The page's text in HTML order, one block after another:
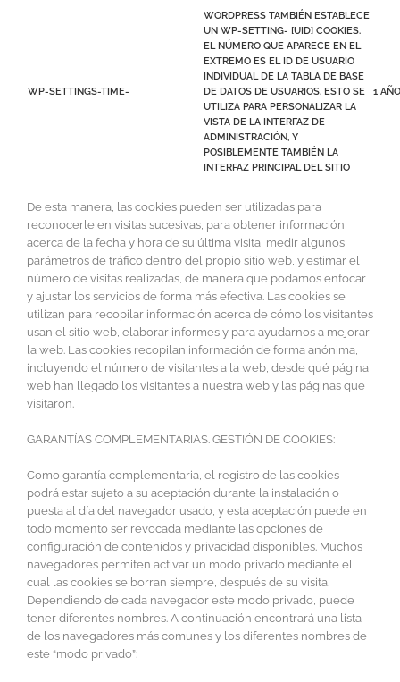
WP-SETTINGS-TIME-
WORDPRESS TAMBIÉN ESTABLECE
UN WP-SETTING- [UID] COOKIES.
EL NÚMERO QUE APARECE EN EL
EXTREMO ES EL ID DE USUARIO
INDIVIDUAL DE LA TABLA DE BASE
DE DATOS DE USUARIOS. ESTO SE
UTILIZA PARA PERSONALIZAR LA
VISTA DE LA INTERFAZ DE
ADMINISTRACIÓN, Y
POSIBLEMENTE TAMBIÉN LA
INTERFAZ PRINCIPAL DEL SITIO
1 AÑO
De esta manera, las cookies pueden ser utilizadas para
reconocerle en visitas sucesivas, para obtener información
acerca de la fecha y hora de su última visita, medir algunos
parámetros de tráfico dentro del propio sitio web, y estimar el
número de visitas realizadas, de manera que podamos enfocar
y ajustar los servicios de forma más efectiva. Las cookies se
utilizan para recopilar información acerca de cómo los visitantes
usan el sitio web, elaborar informes y para ayudarnos a mejorar
la web. Las cookies recopilan información de forma anónima,
incluyendo el número de visitantes a la web, desde qué página
web han llegado los visitantes a nuestra web y las páginas que
visitaron.
GARANTÍAS COMPLEMENTARIAS. GESTIÓN DE COOKIES:
Como garantía complementaria, el registro de las cookies
podrá estar sujeto a su aceptación durante la instalación o
puesta al día del navegador usado, y esta aceptación puede en
todo momento ser revocada mediante las opciones de
configuración de contenidos y privacidad disponibles. Muchos
navegadores permiten activar un modo privado mediante el
cual las cookies se borran siempre, después de su visita.
Dependiendo de cada navegador este modo privado, puede
tener diferentes nombres. A continuación encontrará una lista
de los navegadores más comunes y los diferentes nombres de
este “modo privado”: